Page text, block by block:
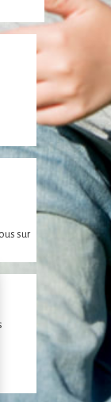
sur
les
et